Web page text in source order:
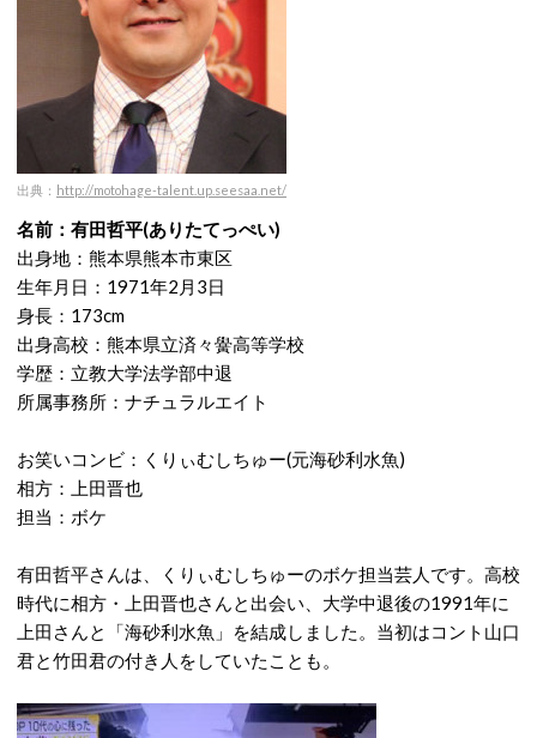
出典： http://motohage-talent.up.seesaa.net/
名前：有田哲平(ありたてっぺい)
出身地：熊本県熊本市東区
生年月日：1971年2月3日
身長：173cm
出身高校：熊本県立済々黌高等学校
学歴：立教大学法学部中退
所属事務所：ナチュラルエイト
お笑いコンビ：くりぃむしちゅー(元海砂利水魚)
相方：上田晋也
担当：ボケ
有田哲平さんは、くりぃむしちゅーのボケ担当芸人です。高校
時代に相方・上田晋也さんと出会い、大学中退後の1991年に
上田さんと「海砂利水魚」を結成しました。当初はコント山口
君と竹田君の付き人をしていたことも。